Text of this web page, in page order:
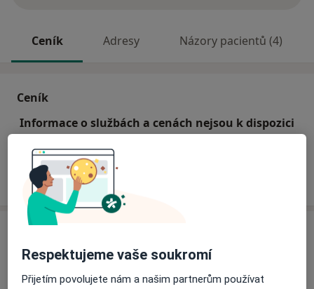
Ceník Adresy Názory pacientů (4)
Ceník
Informace o službách a cenách nejsou k dispozici
Adresa
Praktický lékař
č.d. 83,Šaratice 68352
Respektujeme vaše soukromí
Přijetím povolujete nám a našim partnerům používat